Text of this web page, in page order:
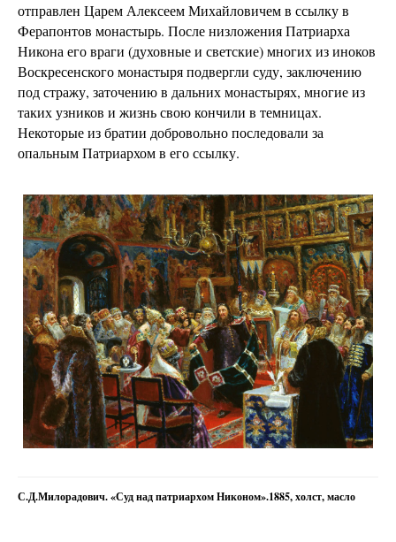
отправлен Царем Алексеем Михайловичем в ссылку в
Ферапонтов монастырь. После низложения Патриарха
Никона его враги (духовные и светские) многих из иноков
Воскресенского монастыря подвергли суду, заключению
под стражу, заточению в дальних монастырях, многие из
таких узников и жизнь свою кончили в темницах.
Некоторые из братии добровольно последовали за
опальным Патриархом в его ссылку.
С.Д.Милорадович. «Суд над патриархом Никоном».1885, холст, масло